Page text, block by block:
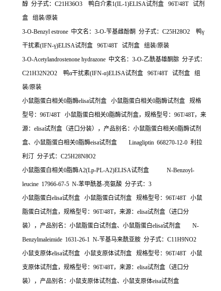
醇 分子式： C21H36O3 鸭白介素1(IL-1)ELISA试剂盒 96T/48T 试剂
盒
组装/原装
3-O-Benzyl estrone 中文名： 3-O-苄基雌酚酮 分子式： C25H28O2 鸭γ
干扰素(IFN-γ)ELISA试剂盒 96T/48T 试剂盒 组装/原装
3-O-Acetylandrostenone hydrazone 中文名： 3-O-乙酰基雄酮腙 分子式：
C21H32N2O2 鸭α干扰素(IFN-α)ELISA试剂盒 96T/48T 试剂盒
组
装/原装
小鼠脂蛋白相关0脂酶elisa试剂盒 小鼠脂蛋白相关0脂酶试剂盒
规格
型号： 96T/48T 小鼠脂蛋白相关0脂酶试剂盒，规格型号： 96T/48T，来
源： elisa试剂盒（进口分装），产品别名：小鼠脂蛋白相关0脂酶试剂
盒、小鼠脂蛋白相关0脂酶eisa试剂盒 Linagliptin 668270-12-0 利拉
利汀
分子式： C25H28N8O2
小鼠脂蛋白相关0脂酶A2(Lp-PL-A2)ELISA试剂盒 N-Benzoyl-
leucine 17966-67-5 N-苯甲酰基-亮氨酸 分子式： 3
小鼠脂蛋白elisa试剂盒 小鼠脂蛋白试剂盒 规格型号： 96T/48T 小鼠
脂蛋白试剂盒，规格型号： 96T/48T，来源： elisa试剂盒（进口分
装），产品别名：小鼠脂蛋白试剂盒、小鼠脂蛋白elisa试剂盒 N-
Benzylmaleimide 1631-26-1 N-苄基马来酰亚胺 分子式： C11H9NO2
小鼠支原体elisa试剂盒 小鼠支原体试剂盒 规格型号： 96T/48T 小鼠
支原体试剂盒，规格型号： 96T/48T，来源： elisa试剂盒（进口分
装），产品别名：小鼠支原体试剂盒、小鼠支原体eisa试剂盒